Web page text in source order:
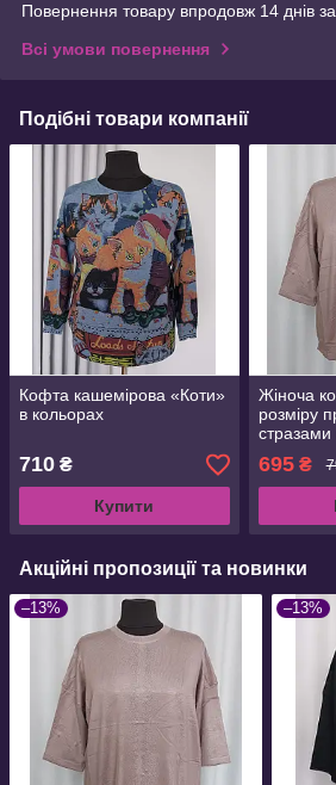
Повернення товару впродовж 14 днів
Всі умови повернення
Подібні товари компанії
Кофта кашемірова «Коти»
в кольорах
710 ₴
Купити
Жіноча
розміру
695₴
Акційні пропозиції та новинки
–13% –13%